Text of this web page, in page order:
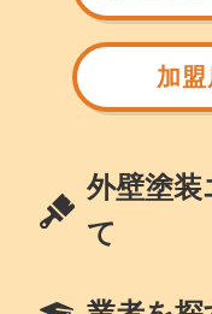
加
外壁塗
て